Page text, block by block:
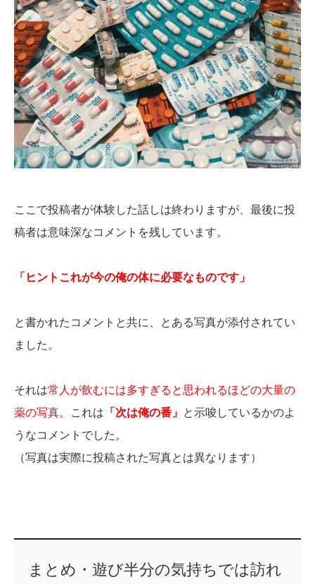
ここで投稿者が体験した話しは終わりますが、最後に投
稿者は意味深なコメントを残しています。
「ヒントこれが今の俺の体に必要なものです」
と書かれたコメントと共に、とある写真が添付されてい
ました。
それは常人が飲むには多すぎると思われるほどの大量の
薬の写真。
これは 「次は俺の番」 と示唆しているかのよ
うなコメントでした。
（写真は実際に投稿された写真とは異なります）
まとめ・遊び半分の気持ちでは訪れ